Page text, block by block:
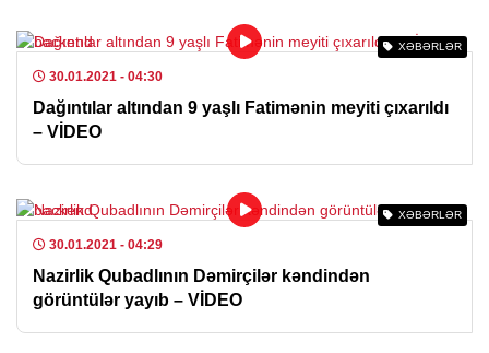
XƏBƏRLƏR
30.01.2021 - 04:30
Dağıntılar altından 9 yaşlı Fatimənin meyiti çıxarıldı
– VİDEO
XƏBƏRLƏR
30.01.2021 - 04:29
Nazirlik Qubadlının Dəmirçilər kəndindən
görüntülər yayıb – VİDEO